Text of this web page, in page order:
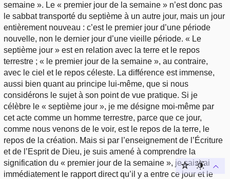
semaine ». Le « premier jour de la semaine » n’est donc pas
le sabbat transporté du septième à un autre jour, mais un jour
entièrement nouveau : c’est le premier jour d’une période
nouvelle, non le dernier jour d’une vieille période. « Le
septième jour » est en relation avec la terre et le repos
terrestre ; « le premier jour de la semaine », au contraire,
avec le ciel et le repos céleste. La différence est immense,
aussi bien quant au principe lui-même, que si nous
considérons le sujet à son point de vue pratique. Si je
célèbre le « septième jour », je me désigne moi-même par
cet acte comme un homme terrestre, parce que ce jour,
comme nous venons de le voir, est le repos de la terre, le
repos de la création. Mais si par l’enseignement de l’Écriture
et de l’Esprit de Dieu, je suis amené à comprendre la
signification du « premier jour de la semaine », je saisirai
immédiatement le rapport direct qu’il y a entre ce jour et le